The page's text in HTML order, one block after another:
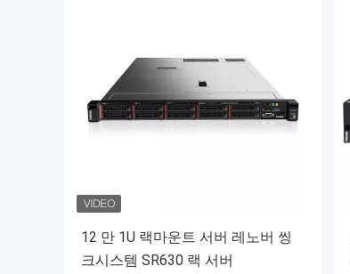
12 만 1U 랙마운트 서버 레노버 씽
크시스템 SR630 랙 서버